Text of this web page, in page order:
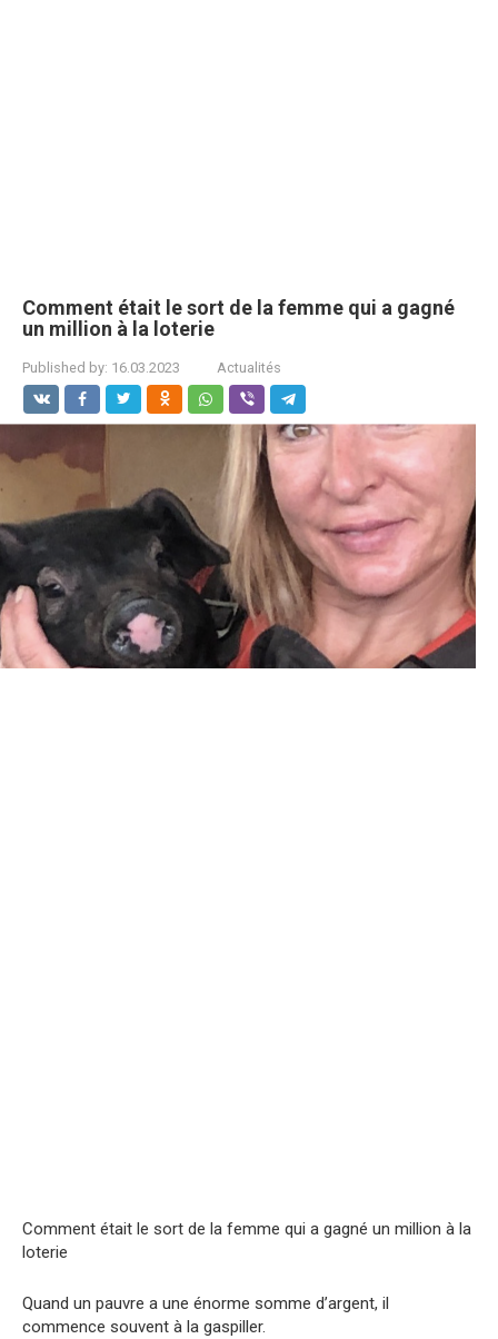
Comment était le sort de la femme qui a gagné
un million à la loterie
Published by: 16.03.2023 Actualités
Comment était le sort de la femme qui a gagné un million à la
loterie
Quand un pauvre a une énorme somme d’argent, il
commence souvent à la gaspiller.